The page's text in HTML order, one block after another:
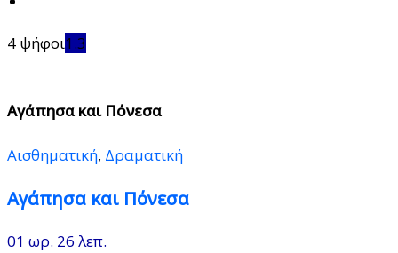
4 ψήφοι1.3
Αγάπησα και Πόνεσα
Αισθηματική, Δραματική
Αγάπησα και Πόνεσα
01 ωρ. 26 λεπ.